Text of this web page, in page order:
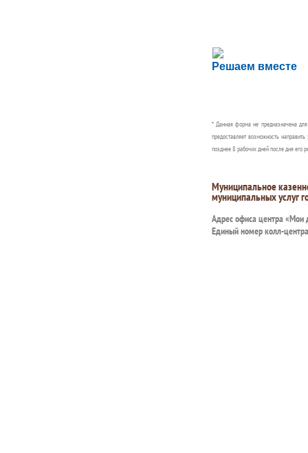
Решаем вместе
Сложности с
Сообщите об этом
* Данная форма не предназначена
предоставляет возможность
позднее 8 рабочих дней после дня его
Муниципальное
муниципальных услуг
Адрес офиса центра «Мои
Единый номер колл-